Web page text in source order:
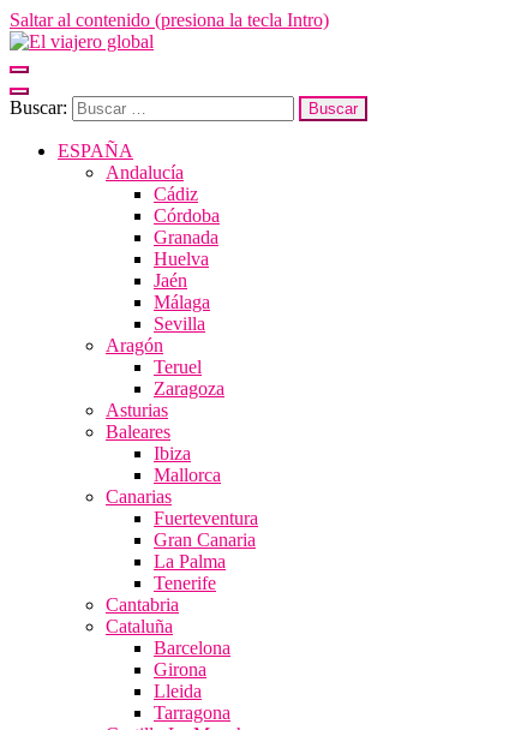
Saltar al contenido (presiona la tecla Intro)
Buscar:
ESPAÑA
Andalucía
Cádiz
Córdoba
Granada
Huelva
Jaén
Málaga
Sevilla
Aragón
Teruel
Zaragoza
Asturias
Baleares
Ibiza
Mallorca
Canarias
Fuerteventura
Gran Canaria
La Palma
Tenerife
Cantabria
Cataluña
Barcelona
Girona
Lleida
Tarragona